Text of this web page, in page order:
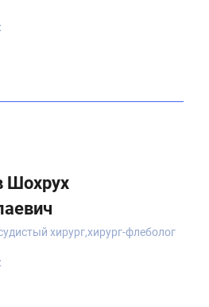
Шохрух
хирург,хирург-флеболог